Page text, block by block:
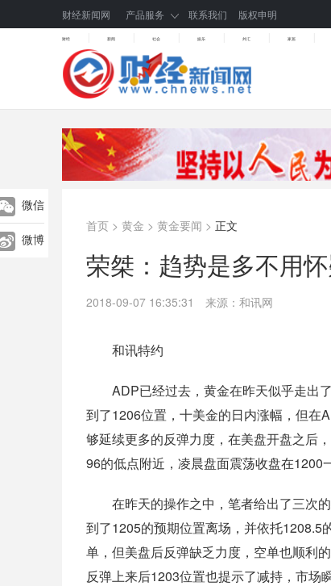
财经新闻网 产品服务 联系我们 版权申明
财经 新闻 社会 娱乐 外汇 家居
微信
微博
首页 > 黄金 > 黄金要闻 > 正文
荣桀：趋势是多不用
2018-09-07 16:35:31 来源：和讯网
和讯特约
ADP已经过去，黄金在昨天似乎走出了
到了1206位置，十美金的日内涨幅，但在
够延续更多的反弹力度，在美盘开盘之后
96的低点附近，凌晨盘面震荡收盘在1200
在昨天的操作之中，笔者给出了三次的
到了1205的预期位置离场，并依托1208.5
单，但美盘后反弹缺乏力度，空单也顺利
反弹上来后1203位置也提示了减持，市场